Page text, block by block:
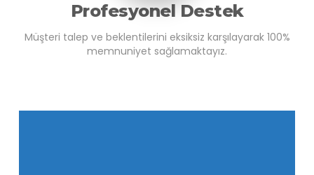
Profesyonel Destek
Müşteri talep ve beklentilerini eksiksiz karşılayarak 100%
memnuniyet sağlamaktayız.